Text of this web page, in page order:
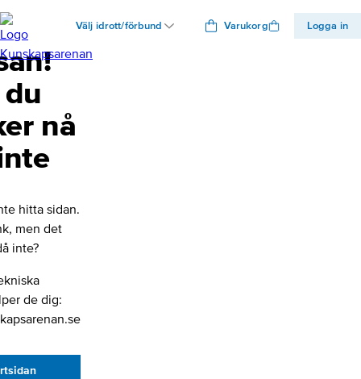
Välj idrott/förbund Varukorg Logga in
nå
hitta sidan.
men det
inte?
de dig: